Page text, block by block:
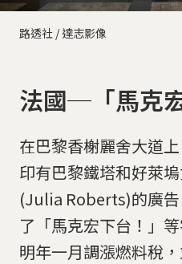
路透社 / 達志影像
法國─「馬克
在巴黎香榭麗舍大道
印有巴黎鐵塔和好萊
(Julia Roberts)的廣
了「馬克宏下台！」
明年一月調漲燃料稅